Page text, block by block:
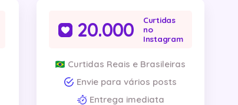
20.000
Curtidas
no
Instagram
Curtidas Reais e Brasileiras
Envie para vários posts
Entrega imediata